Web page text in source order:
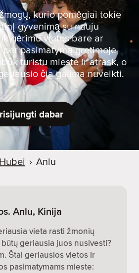
n
kurio pomėgiai tokie
gyvenimą su nauju
gėrimu vietos bare ar
per pasimatymą gretimoje
turistu mieste ir atrask, o
čia galima nuveikti.
dabar
Hubei › Anlu
Anlu, Kinija
vieta rasti žmonių
geriausia juos nusivesti?
Štai geriausios vietos ir
pasimatymams mieste: